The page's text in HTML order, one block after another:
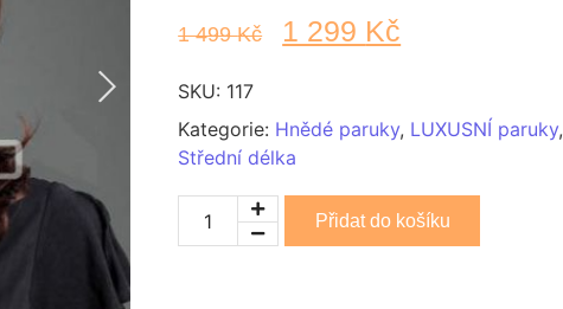
1 499Kč 1 299 Kč
SKU: 117
Kategorie: Hnědé paruky, LUXUSNÍ paruky,
Střední délka
Přidat do košíku